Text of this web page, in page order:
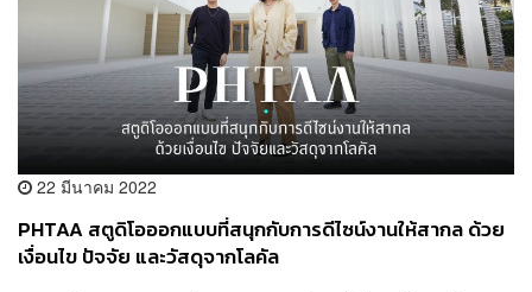
22 มีนาคม 2022
PHTAA สตูดิโอออกแบบที่สนุกกับการดีไซน์งานให้สากล ด้วย
เงื่อนไข ปัจจัย และวัสดุจากโลคัล